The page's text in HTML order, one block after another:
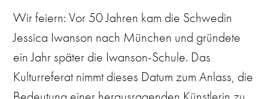
Wir feiern: Vor 50 Jahren kam die Schwedin
Jessica Iwanson nach München und gründete
ein Jahr später die Iwanson-Schule. Das
Kulturreferat nimmt dieses Datum zum Anlass, die